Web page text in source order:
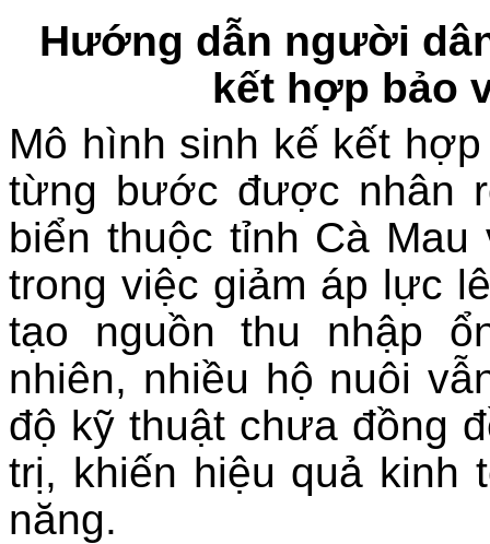
Hướng dẫn người
kết hợp bảo
Mô hình sinh kế kết
từng bước được nhân
biển thuộc tỉnh Cà
trong việc giảm áp lực
tạo nguồn thu nhập
nhiên, nhiều hộ nuôi
độ kỹ thuật chưa đồng
trị, khiến hiệu quả
năng.